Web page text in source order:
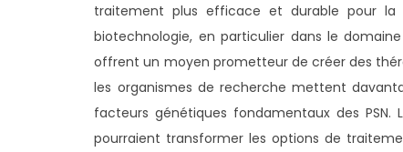
traitement plus efficace et durable pour la
biotechnologie, en particulier dans le
offrent un moyen prometteur de créer des
les organismes de recherche mettent
facteurs génétiques fondamentaux des
pourraient transformer les options de